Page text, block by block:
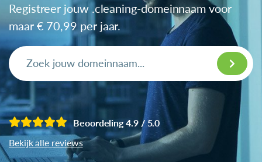
Registreer jouw .cleaning-domeinnaam voor
maar € 70,99 per jaar.
Beoordeling 4.9 / 5.0
Bekijk alle reviews